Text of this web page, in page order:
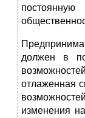
должен в
отлаженная
изменения